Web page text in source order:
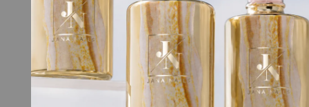
Shop
Ecole
Conditions générales de vente
Legal
Contact